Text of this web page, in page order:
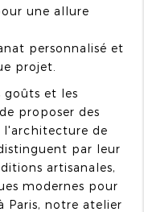
une allure
personnalisé et
projet.
goûts et les
proposer des
l'architecture de
par leur
artisanales,
modernes pour
Paris, notre atelier